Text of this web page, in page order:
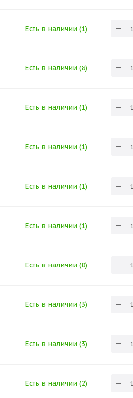
Есть в наличии (1)
Есть в наличии (8)
Есть в наличии (1)
Есть в наличии (1)
Есть в наличии (1)
Есть в наличии (1)
Есть в наличии (8)
Есть в наличии (3)
Есть в наличии (3)
Есть в наличии (2)